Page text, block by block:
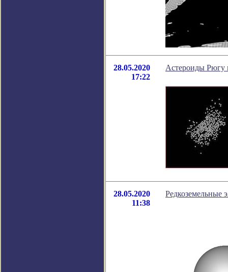
28.05.2020
17:22
Астероиды Рюгу
28.05.2020
11:38
Редкоземельные